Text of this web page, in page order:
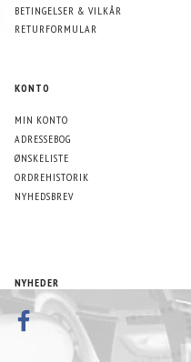
BETINGELSER & VILKÅR
RETURFORMULAR
KONTO
MIN KONTO
ADRESSEBOG
ØNSKELISTE
ORDREHISTORIK
NYHEDSBREV
NYHEDER